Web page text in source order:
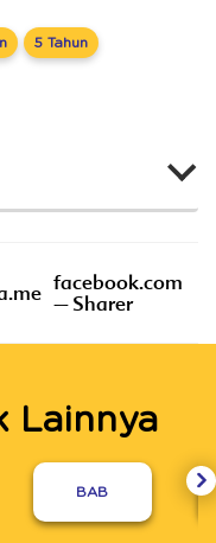
5 Tahun
facebook.com
– Sharer
Lainnya
BAB